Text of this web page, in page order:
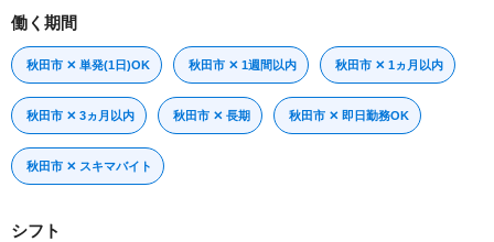
働く期間
秋田市 ✕ 単発(1日)OK 秋田市 ✕ 1週間以内 秋田市 ✕ 1ヵ月以内
秋田市 ✕ 3ヵ月以内 秋田市 ✕ 長期 秋田市 ✕ 即日勤務OK
秋田市 ✕ スキマバイト
シフト